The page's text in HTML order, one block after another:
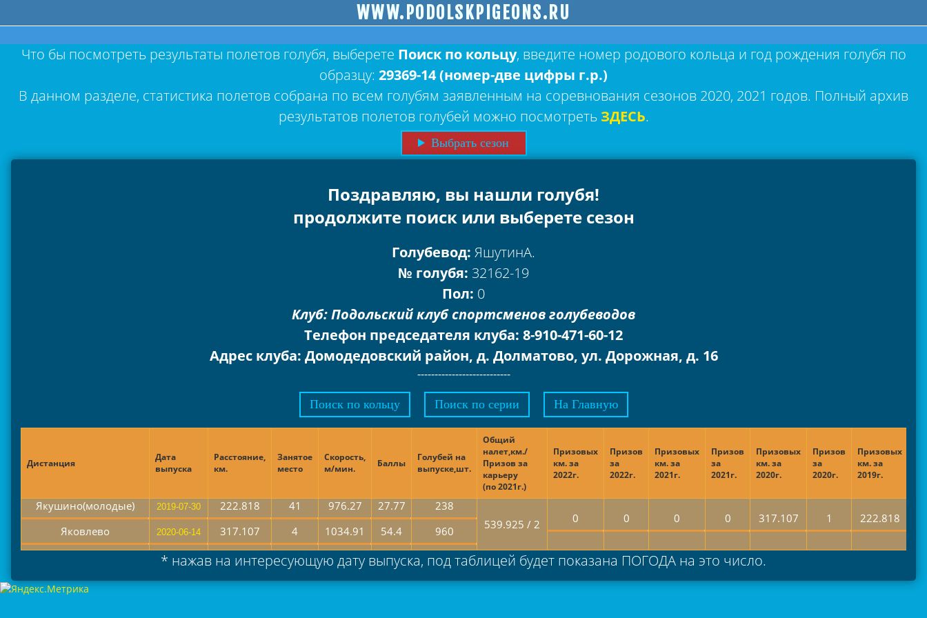
WWW.PODOLSKPIGEONS.RU
Что бы посмотреть результаты полетов голубя, выберете Поиск по кольцу, введите номер родового кольца и год рождения голубя по
образцу: 29369-14 (номер-две цифры г.р.)
В данном разделе, статистика полетов собрана по всем голубям заявленным на соревнования сезонов 2020, 2021 годов. Полный архив
результатов полетов голубей можно посмотреть ЗДЕСЬ.
Выбрать сезон
Поздравляю, вы нашли голубя!
продолжите поиск или выберете сезон
Голубевод: ЯшутинА.
№ голубя: 32162-19
Пол: 0
Клуб: Подольский клуб спортсменов голубеводов
Телефон председателя клуба: 8-910-471-60-12
Адрес клуба: Домодедовский район, д. Долматово, ул. Дорожная, д. 16
---------------------------
Поиск по кольцу Поиск по серии На Главную
Дистанция
Дата
выпуска
Расстояние,
км.
Занятое
место
Скорость,
м/мин.
Баллы
Голубей на
выпуске,шт.
Общий
налет,км./
Призов за
карьеру
(по 2021г.)
Призовых
км. за
2022г.
Призов
за
2022г.
Призовых
км. за
2021г.
Призов
за
2021г.
Призовых
км. за
2020г.
Призов
за
2020г.
Призовых
км. за
2019г.
Якушино(молодые)
Яковлево
222.818
317.107
41
4
976.27
1034.91
27.77
54.4
238
960
539.925 / 2 0 0 0 0 317.107 1 222.818
* нажав на интересующую дату выпуска, под таблицей будет показана ПОГОДА на это число.